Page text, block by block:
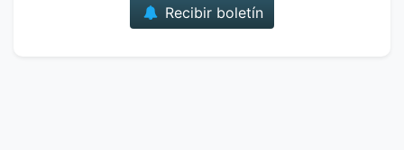
Recibir boletín